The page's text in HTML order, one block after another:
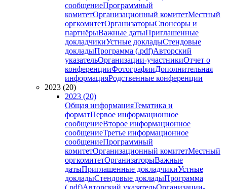
сообщениеПрограммный
комитетОрганизационный комитетМестный
оргкомитетОрганизаторыСпонсоры и
партнёрыВажные датыПриглашенные
докладчикиУстные докладыСтендовые
докладыПрограмма (.pdf)Авторский
указательОрганизации-участникиОтчет о
конференцииФотографииДополнительная
информацияРодственные конференции
2023 (20)
2023 (20)
Общая информацияТематика и
форматПервое информационное
сообщениеВторое информационное
сообщениеТретье информационное
сообщениеПрограммный
комитетОрганизационный комитетМестный
оргкомитетОрганизаторыВажные
датыПриглашенные докладчикиУстные
докладыСтендовые докладыПрограмма
(.pdf)Авторский указательОрганизации-